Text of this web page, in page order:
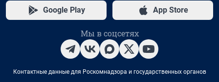
Google Play App Store
Мы в соцсетях
Контактные данные для Роскомнадзора и государственных органов